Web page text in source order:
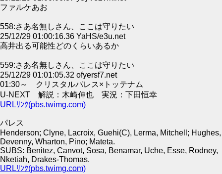
ファルケあお
558:さあ名無しさん、ここは守りたい
25/12/29 01:00:16.36 YaHS/e3u.net
高井出る可能性どのくらいあるか
559:さあ名無しさん、ここは守りたい
25/12/29 01:01:05.32 ofyersf7.net
01:30～ クリスタルパレス×トッテナム
U-NEXT 解説：木崎伸也 実況：下田恒幸
URLﾘﾝｸ(pbs.twimg.com)
パレス
Henderson; Clyne, Lacroix, Guehi(C), Lerma, Mitchell; Hughes,
Devenny, Wharton, Pino; Mateta.
SUBS: Benitez, Canvot, Sosa, Benamar, Uche, Esse, Rodney,
Nketiah, Drakes-Thomas.
URLﾘﾝｸ(pbs.twimg.com)